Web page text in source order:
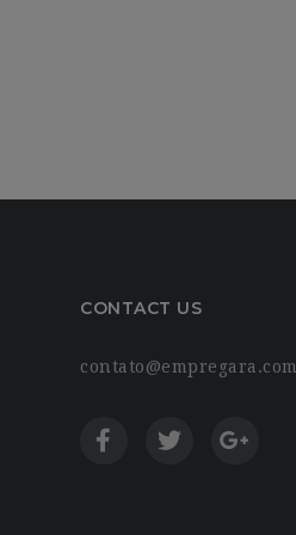
CONTACT US
contato@empregara.com